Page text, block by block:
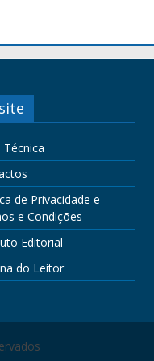
Técnica
de Privacidade e
e Condições
Editorial
do Leitor